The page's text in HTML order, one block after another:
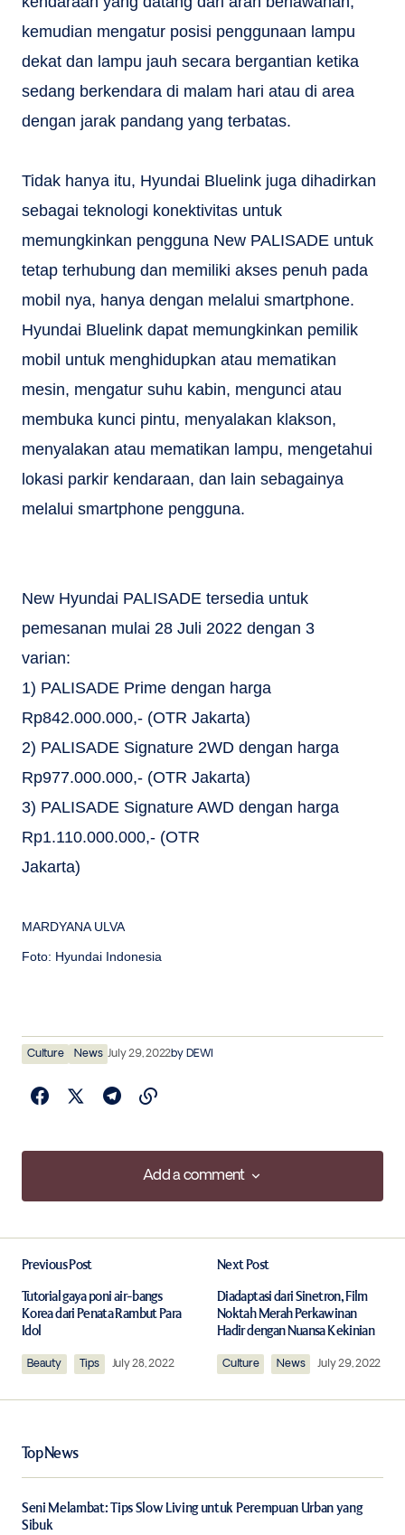
kemudian mengatur posisi penggunaan lampu
dekat dan lampu jauh secara bergantian ketika
sedang berkendara di malam hari atau di area
dengan jarak pandang yang terbatas.
Tidak hanya itu, Hyundai Bluelink juga dihadirkan
sebagai teknologi konektivitas untuk
memungkinkan pengguna New PALISADE untuk
tetap terhubung dan memiliki akses penuh pada
mobil nya, hanya dengan melalui smartphone.
Hyundai Bluelink dapat memungkinkan pemilik
mobil untuk menghidupkan atau mematikan
mesin, mengatur suhu kabin, mengunci atau
membuka kunci pintu, menyalakan klakson,
menyalakan atau mematikan lampu, mengetahui
lokasi parkir kendaraan, dan lain sebagainya
melalui smartphone pengguna.
New Hyundai PALISADE tersedia untuk
pemesanan mulai 28 Juli 2022 dengan 3
varian:
1) PALISADE Prime dengan harga
Rp842.000.000,- (OTR Jakarta)
2) PALISADE Signature 2WD dengan harga
Rp977.000.000,- (OTR Jakarta)
3) PALISADE Signature AWD dengan harga
Rp1.110.000.000,- (OTR
Jakarta)
MARDYANA ULVA
Foto: Hyundai Indonesia
Culture News July 29, 2022by DEWI
Add a comment
Add a comment
Required fields are marked*
Your Name
Your E-mail*
Previous Post
Tutorial gaya poni air-bangs
Korea dari Penata Rambut Para
Idol
Beauty Tips July 28, 2022
Next Post
Diadaptasi dari Sinetron, Film
Noktah Merah Perkawinan
Hadir dengan Nuansa Kekinian
Culture News July 29, 2022
Top News
Seni Melambat: Tips Slow Living untuk Perempuan Urban yang
Sibuk